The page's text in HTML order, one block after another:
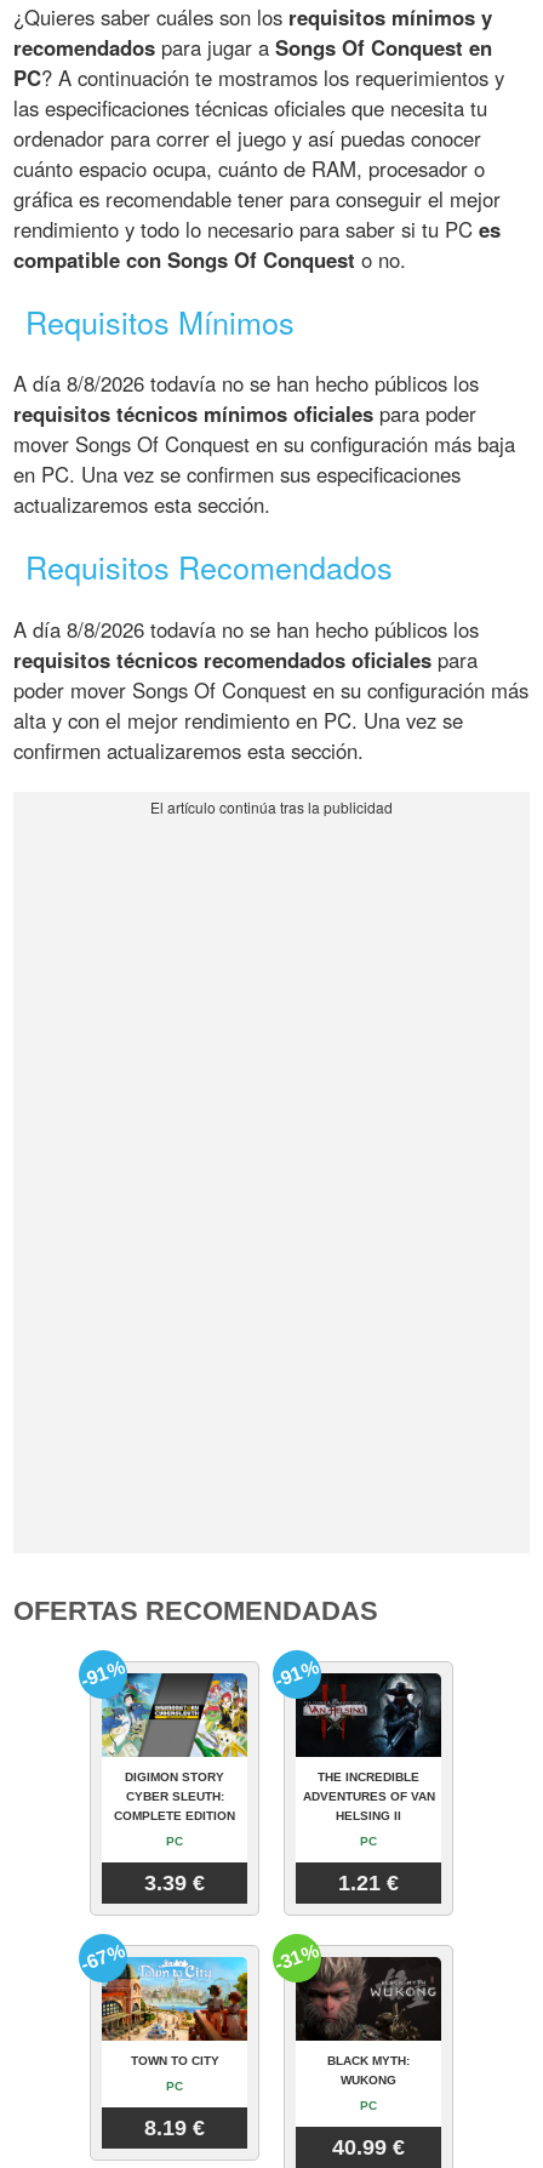
¿Quieres saber cuáles son los requisitos mínimos y
recomendados para jugar aSongs Of Conquest en
PC? A continuación te mostramos los requerimientos y
las especificaciones técnicas oficiales que necesita tu
ordenador para correr el juego y así puedas conocer
cuánto espacio ocupa, cuánto de RAM, procesador o
gráfica es recomendable tener para conseguir el mejor
rendimiento y todo lo necesario para saber si tu PCes
compatible con Songs Of Conquest o no.
Requisitos Mínimos
A día 8/8/2026 todavía no se han hecho públicos los
requisitos técnicos mínimos oficiales para poder
mover Songs Of Conquest en su configuración más baja
en PC. Una vez se confirmen sus especificaciones
actualizaremos esta sección.
Requisitos Recomendados
A día 8/8/2026 todavía no se han hecho públicos los
requisitos técnicos recomendados oficiales para
poder mover Songs Of Conquest en su configuración más
alta y con el mejor rendimiento en PC. Una vez se
confirmen actualizaremos esta sección.
OFERTAS RECOMENDADAS
DIGIMON STORY
CYBER SLEUTH:
COMPLETE EDITION
PC
3.39 €
-91%
THE INCREDIBLE
ADVENTURES OF VAN
HELSING II
PC
1.21 €
-91%
TOWN TO CITY
PC
8.19 €
-67%
BLACK MYTH:
WUKONG
PC
40.99 €
-31%